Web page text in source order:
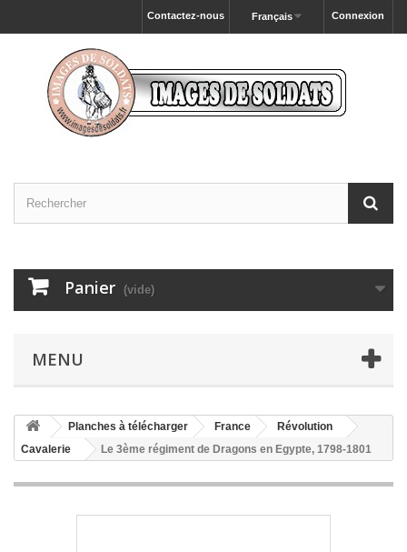
Connexion
Français
Contactez-nous
Panier (vide)
MENU
Planches à télécharger France
Révolution
Cavalerie
Le 3ème régiment de Dragons en Egypte, 1798-1801